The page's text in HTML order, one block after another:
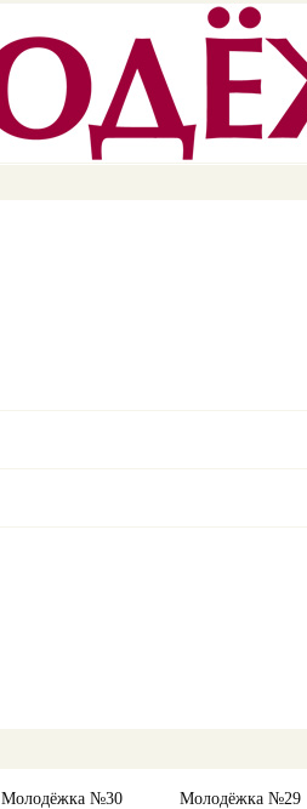
Перейти к
основному
Молодёжка №30
Молодёжка №29